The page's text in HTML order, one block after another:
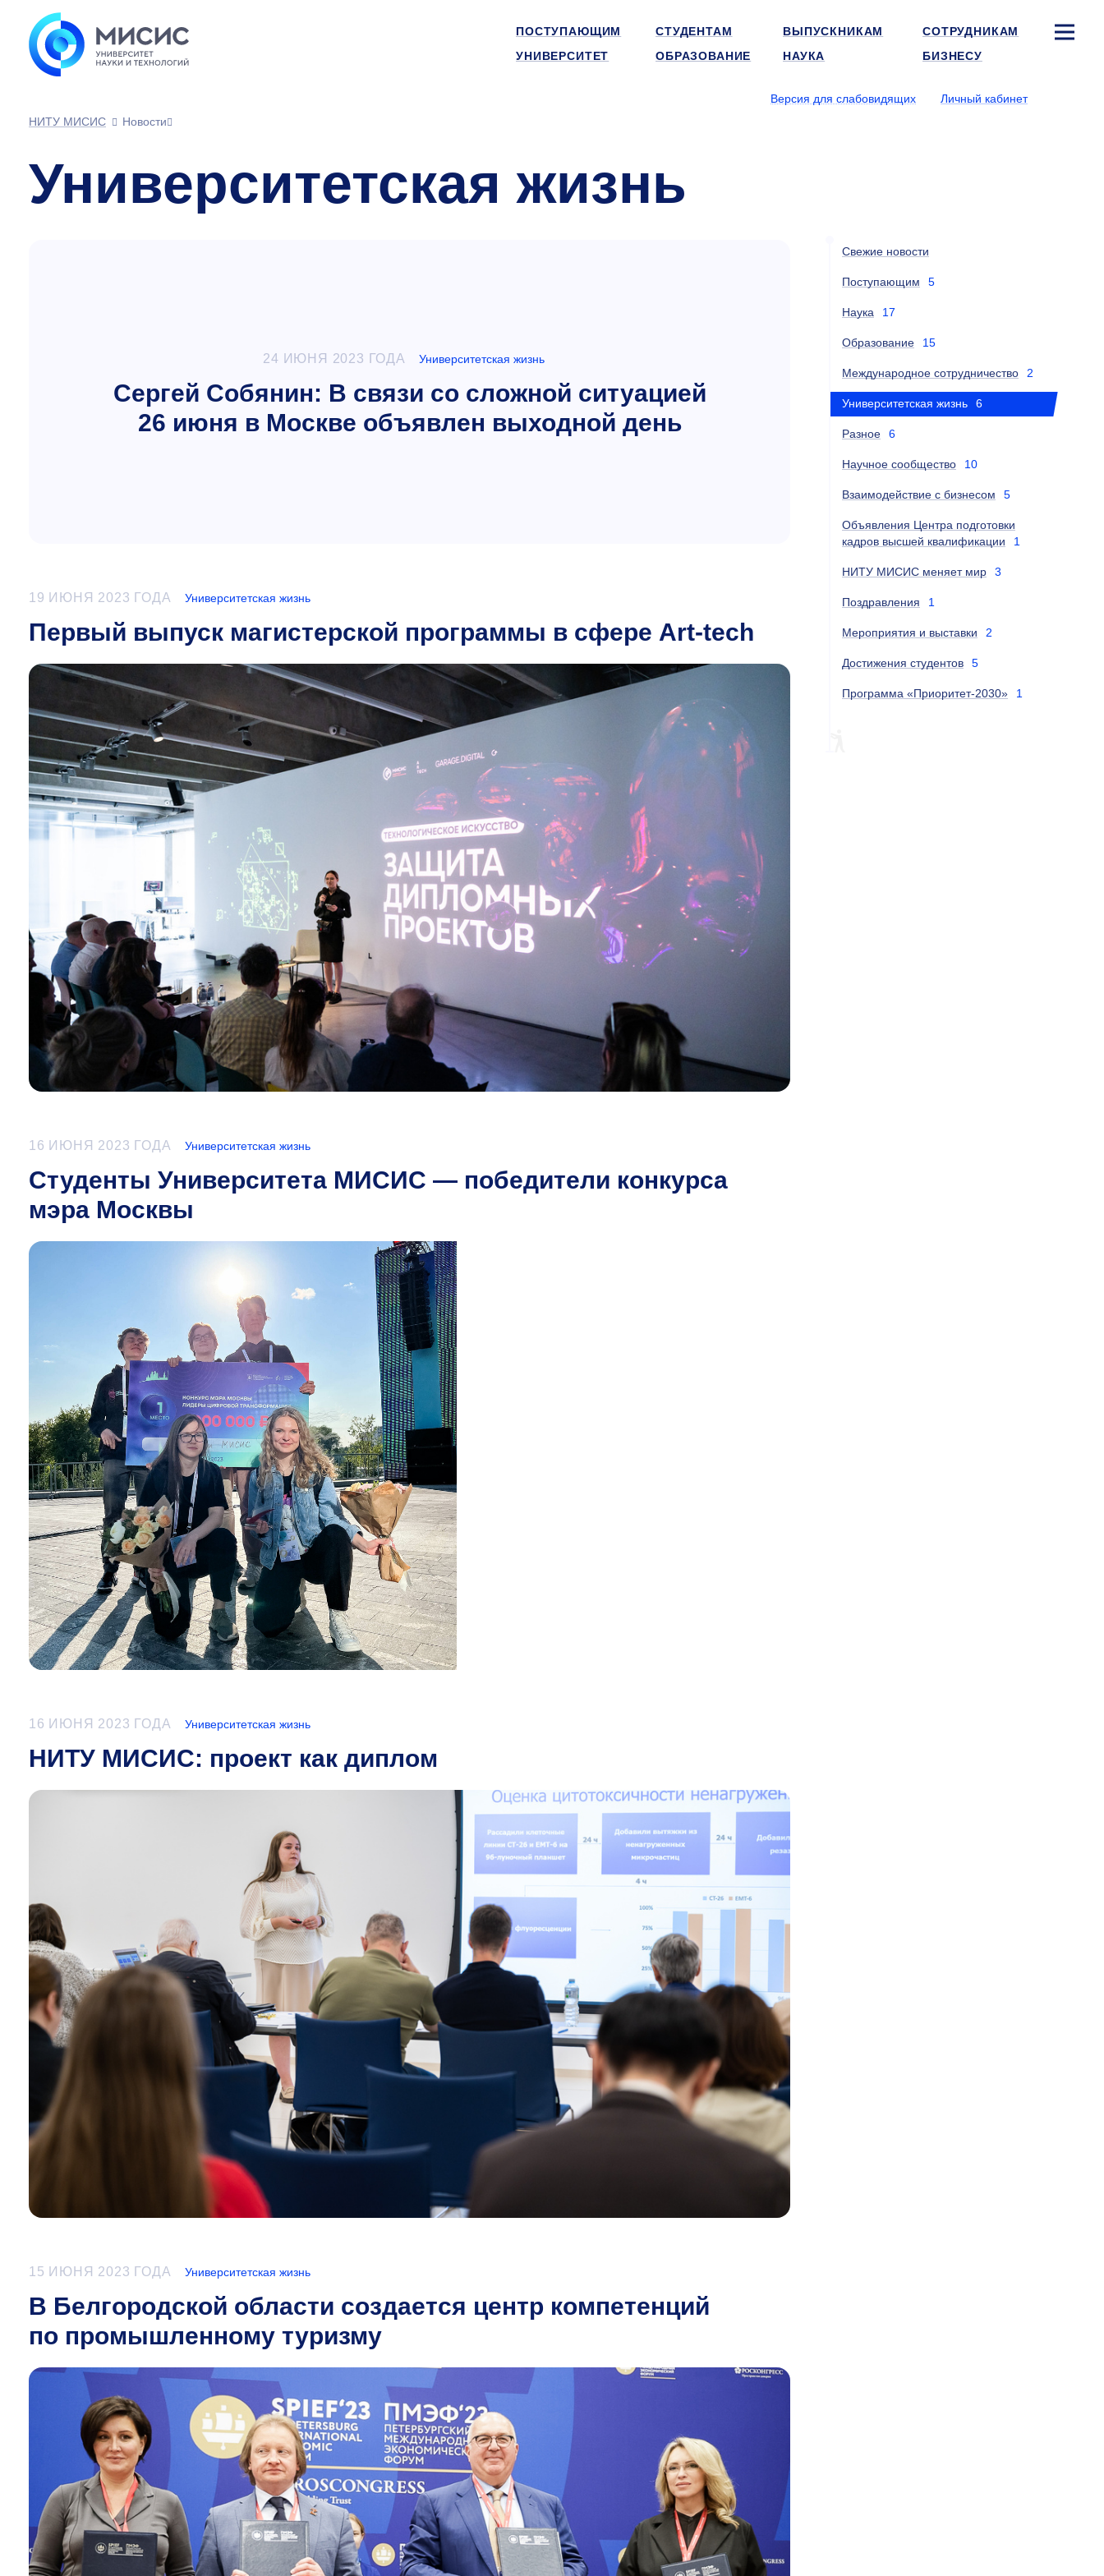
ПОСТУПАЮЩИМ СТУДЕНТАМ ВЫПУСКНИКАМ
СОТРУДНИКАМ
УНИВЕРСИТЕТ
ОБРАЗОВАНИЕ НАУКА БИЗНЕСУ
Версия для слабовидящих
Личный кабинет
НИТУ МИСИС
Новости
Университетская жизнь
24 ИЮНЯ 2023 ГОДА Университетская жизнь
Сергей Собянин: В связи со сложной ситуацией
26 июня в Москве объявлен выходной день
19 ИЮНЯ 2023 ГОДА Университетская жизнь
Первый выпуск магистерской программы в сфере Art-tech
16 ИЮНЯ 2023 ГОДА Университетская жизнь
Студенты Университета МИСИС — победители конкурса
мэра Москвы
16 ИЮНЯ 2023 ГОДА Университетская жизнь
НИТУ МИСИС: проект как диплом
15 ИЮНЯ 2023 ГОДА Университетская жизнь
В Белгородской области создается центр компетенций
по промышленному туризму
Свежие новости
Поступающим 5
Наука 17
Образование 15
Международное сотрудничество 2
Университетская жизнь 6
Разное 6
Научное сообщество 10
Взаимодействие с бизнесом 5
Объявления Центра подготовки
кадров высшей квалификации
1
НИТУ МИСИС меняет мир 3
Поздравления 1
Мероприятия и выставки 2
Достижения студентов 5
Программа «Приоритет-2030» 1